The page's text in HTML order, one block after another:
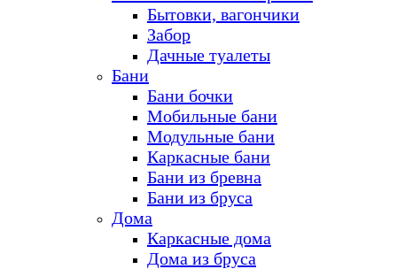
Бытовки, вагончики
Забор
Дачные туалеты
Бани
Бани бочки
Мобильные бани
Модульные бани
Каркасные бани
Бани из бревна
Бани из бруса
Дома
Каркасные дома
Дома из бруса